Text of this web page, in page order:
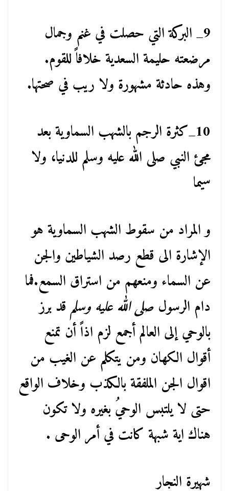
9_ البركة التي حصلت في غنم وجمال
مرضعته حليمة السعدية خلافاً للقوم.
وهذه حادثة مشهورة ولا ريب في صحتها.
10_كثرة الرجم بالشهب السماوية بعد
مجئ النبي صلى الله عليه وسلم للدنيا، ولا
سيما
و المراد من سقوط الشهب السماوية هو
الإشارة الى قطع رصد الشياطين والجن
عن السماء ومنعهم من استراق السمع.فما
دام الرسول صلى الله عليه وسلمقد برز
بالوحي إلى العالم أجمع لزم اذاً أن تمنع
أقوال الكهان ومن يتكلم عن الغيب من
اقوال الجن الملفقة بالكذب وخلاف الواقع
حتى لا يلتبس الوحيُ بغيره ولا تكون
هناك اية شبهة كانت في أمر الوحى .
شهيرة النجار